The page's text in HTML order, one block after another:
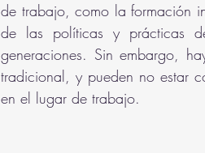
de trabajo, como la formación
de las políticas y prácticas
generaciones. Sin embargo,
tradicional, y pueden no estar
en el lugar de trabajo.